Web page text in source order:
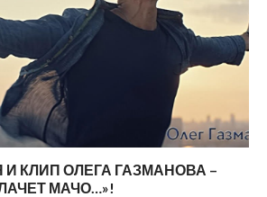
КЛИП ОЛЕГА ГАЗМАНОВА –
МАЧО…»!